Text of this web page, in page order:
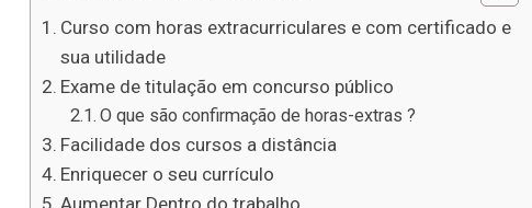
Curso com horas extracurriculares e com certificado e
sua utilidade
Exame de titulação em concurso público
O que são confirmação de horas-extras ?
Facilidade dos cursos a distância
Enriquecer o seu currículo
Aumentar Dentro do trabalho